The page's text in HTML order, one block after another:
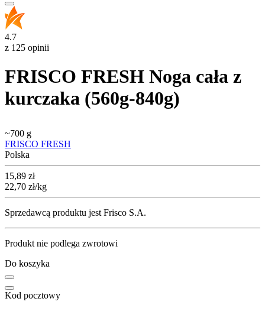
4.7
z 125 opinii
FRISCO FRESH Noga cała z
kurczaka (560g-840g)
~700 g
FRISCO FRESH
Polska
Cena
15,89 zł
22,70 zł/kg
Sprzedawcą produktu jest Frisco S.A.
Produkt nie podlega zwrotowi
Do koszyka
Kod pocztowy